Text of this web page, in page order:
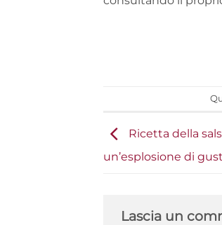
Ricetta della
un’esplosione di
Lascia un